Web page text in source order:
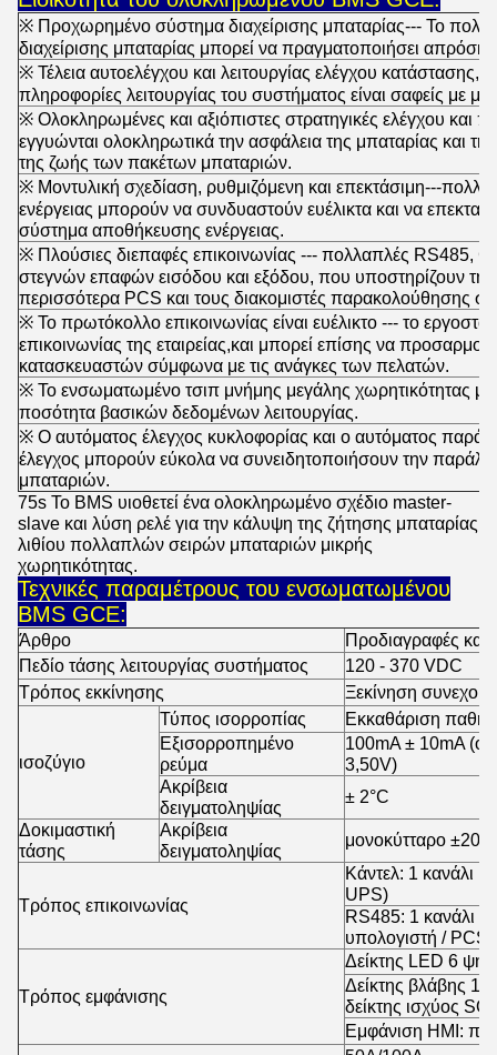
※ Προχωρημένο σύστημα διαχείρισης μπαταρίας--- Το
διαχείρισης μπαταρίας μπορεί να πραγματοποιήσει
※ Τέλεια αυτοελέγχου και λειτουργίας ελέγχου κατάστασης,
πληροφορίες λειτουργίας του συστήματος είναι σαφείς με μια
※ Ολοκληρωμένες και αξιόπιστες στρατηγικές ελέγχου και
εγγυώνται ολοκληρωτικά την ασφάλεια της μπαταρίας και
της ζωής των πακέτων μπαταριών.
※ Μοντυλική σχεδίαση, ρυθμιζόμενη και επεκτάσιμη---
ενέργειας μπορούν να συνδυαστούν ευέλικτα και να
σύστημα αποθήκευσης ενέργειας.
※ Πλούσιες διεπαφές επικοινωνίας --- πολλαπλές RS485,
στεγνών επαφών εισόδου και εξόδου, που υποστηρίζουν την
περισσότερα PCS και τους διακομιστές παρακολούθησης
※ Το πρωτόκολλο επικοινωνίας είναι ευέλικτο --- το
επικοινωνίας της εταιρείας,και μπορεί επίσης να
κατασκευαστών σύμφωνα με τις ανάγκες των πελατών.
※ Το ενσωματωμένο τσιπ μνήμης μεγάλης χωρητικότητας
ποσότητα βασικών δεδομένων λειτουργίας.
※ Ο αυτόματος έλεγχος κυκλοφορίας και ο αυτόματος
έλεγχος μπορούν εύκολα να συνειδητοποιήσουν την
μπαταριών.
75s Το BMS υιοθετεί ένα ολοκληρωμένο σχέδιο master-
slave και λύση ρελέ για την κάλυψη της ζήτησης μπαταρίας
λιθίου πολλαπλών σειρών μπαταριών μικρής
χωρητικότητας.
Τεχνικές παραμέτρους του ενσωματωμένου
BMS GCE:
Άρθρο
Προδιαγραφές και
Πεδίο τάσης λειτουργίας συστήματος
120 - 370 VDC
Τρόπος εκκίνησης
Ξεκίνηση
ισοζύγιο
Τύπος ισορροπίας
Εκκαθάριση
Εξισορροπημένο
ρεύμα
100mA ± 10mA
3,50V)
Ακρίβεια
δειγματοληψίας
± 2°C
Δοκιμαστική
τάσης
Ακρίβεια
δειγματοληψίας
μονοκύτταρο
Τρόπος επικοινωνίας
Κάντελ: 1 κανάλι
UPS)
RS485: 1 κανάλι
υπολογιστή / PCS
Τρόπος εμφάνισης
Δείκτης LED 6
Δείκτης βλάβης 1
δείκτης ισχύος
Εμφάνιση HMI: